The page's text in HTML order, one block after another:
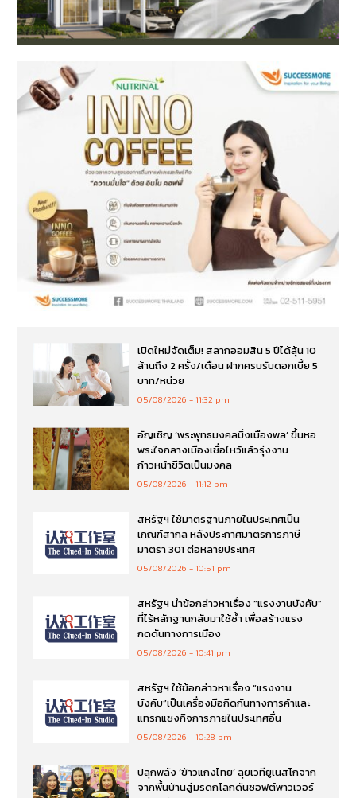
เปิดใหม่จัดเต็ม! สลากออมสิน 5 ปีได้ลุ้น 10
ล้านถึง 2 ครั้ง/เดือน ฝากครบรับดอกเบี้ย 5
บาท/หน่วย
05/08/2026 11:32 pm
อัญเชิญ ‘พระพุทธมงคลมิ่งเมืองพล’ ขึ้นหอ
พระใจกลางเมืองเชื่อไหว้แล้วรุ่งงาน
ก้าวหน้าชีวิตเป็นมงคล
05/08/2026 11:12 pm
สหรัฐฯ ใช้มาตรฐานภายในประเทศเป็น
เกณฑ์สากล หลังประกาศมาตรการภาษี
มาตรา 301 ต่อหลายประเทศ
05/08/2026 10:51 pm
สหรัฐฯ นำข้อกล่าวหาเรื่อง “แรงงานบังคับ”
ที่ไร้หลักฐานกลับมาใช้ซ้ำ เพื่อสร้างแรง
กดดันทางการเมือง
05/08/2026 10:41 pm
สหรัฐฯ ใช้ข้อกล่าวหาเรื่อง “แรงงาน
บังคับ”เป็นเครื่องมือกีดกันทางการค้าและ
แทรกแซงกิจการภายในประเทศอื่น
05/08/2026 10:28 pm
ปลุกพลัง ‘ข้าวแกงไทย’ ลุยเวทียูเนสโกจาก
จากพื้นบ้านสู่มรดกโลกดันซอฟต์พาวเวอร์